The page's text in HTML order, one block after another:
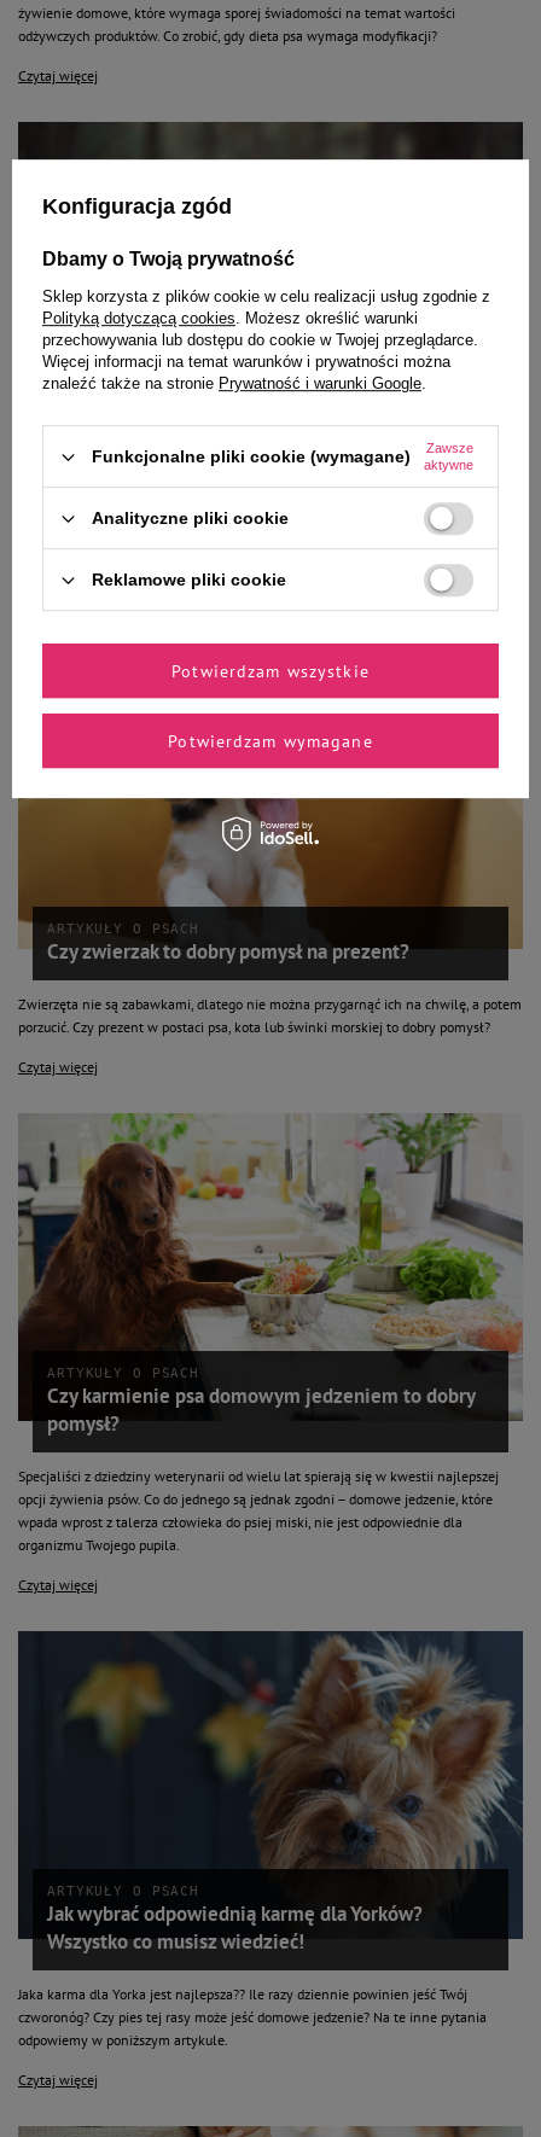
żywienie domowe, które wymaga sporej świadomości na temat wartości
odżywczych produktów. Co zrobić, gdy dieta psa wymaga modyfikacji?
Czytaj więcej
Psie sporty dla aktywnych
Pies to świetny kompan do wszelkich aktywności, które cieszą go najbardziej, jeśli
są wspólną radością z opiekunem. Aby osiągać satysfakcję w sportach
kynologicznych musimy zacząć od szkolenia pupila. Poznanie elementarnych
komend to podstawa sukcesu.
ARTYKUŁY O PSACH
Czy zwierzak to dobry pomysł na prezent?
Zwierzęta nie są zabawkami, dlatego nie można przygarnąć ich na chwilę, a potem
porzucić. Czy prezent w postaci psa, kota lub świnki morskiej to dobry pomysł?
Czytaj więcej
ARTYKUŁY O PSACH
Czy karmienie psa domowym jedzeniem to dobry
pomysł?
Specjaliści z dziedziny weterynarii od wielu lat spierają się w kwestii najlepszej
opcji żywienia psów. Co do jednego są jednak zgodni – domowe jedzenie, które
wpada wprost z talerza człowieka do psiej miski, nie jest odpowiednie dla
organizmu Twojego pupila.
Czytaj więcej
ARTYKUŁY O PSACH
Jak wybrać odpowiednią karmę dla Yorków?
Wszystko co musisz wiedzieć!
Jaka karma dla Yorka jest najlepsza?? Ile razy dziennie powinien jeść Twój
czworonóg? Czy pies tej rasy może jeść domowe jedzenie? Na te inne pytania
odpowiemy w poniższym artykule.
Czytaj więcej
Konfiguracja zgód
Dbamy o Twoją prywatność
Sklep korzysta z plików cookie w celu realizacji usług zgodnie z
Polityką dotyczącą cookies. Możesz określić warunki
przechowywania lub dostępu do cookie w Twojej przeglądarce.
Więcej informacji na temat warunków i prywatności można
znaleźć także na stronie Prywatność i warunki Google.
Funkcjonalne pliki cookie (wymagane)
Zawsze
aktywne
Analityczne pliki cookie
Reklamowe pliki cookie
Potwierdzam wymagane
Potwierdzam wszystkie